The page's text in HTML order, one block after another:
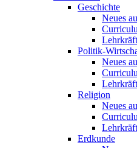
Geschichte
Neues
Politik-
Neues
Religion
Neues
Erdkunde